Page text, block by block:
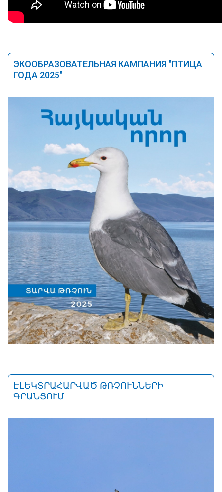
ЭКООБРАЗОВАТЕЛЬНАЯ КАМПАНИЯ "ПТИЦА
ГОДА 2025"
ԷԼԵԿՏՐԱՀԱՐՎԱԾ ԹՌՉՈՒՆՆԵՐԻ
ԳՐԱՆՑՈՒՄ